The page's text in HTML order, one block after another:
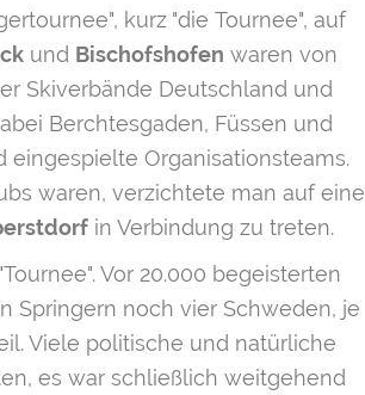
kurz "die Tournee", auf
und Bischofshofen waren von
Skiverbände Deutschland und
Berchtesgaden, Füssen und
Organisationsteams.
waren, verzichtete man auf eine
in Verbindung zu treten.
Vor 20.000 begeisterten
Springern noch vier Schweden, je
Viele politische und natürliche
es war schließlich weitgehend